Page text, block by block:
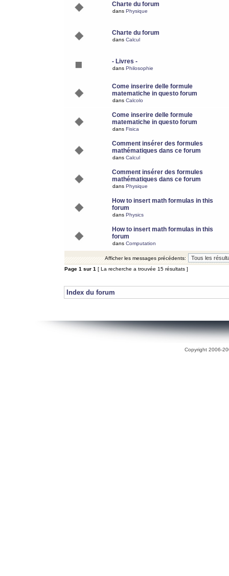
Charte du forum
dans Physique
Charte du forum
dans Calcul
- Livres -
dans Philosophie
Come inserire delle formule
matematiche in questo forum
dans Calcolo
Come inserire delle formule
matematiche in questo forum
dans Fisica
Comment insérer des formules
mathématiques dans ce forum
dans Calcul
Comment insérer des formules
mathématiques dans ce forum
dans Physique
How to insert math formulas in this
forum
dans Physics
How to insert math formulas in this
forum
dans Computation
Afficher les messages précédents:
Page 1 sur 1 [ La recherche a trouvée 15 résultats ]
Index du forum
Copyright 2006-